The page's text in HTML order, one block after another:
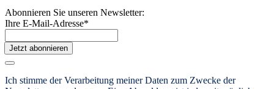
Abonnieren Sie unseren Newsletter:
Ihre E-Mail-Adresse*
Jetzt abonnieren
Ich stimme der Verarbeitung meiner Daten zum Zwecke der